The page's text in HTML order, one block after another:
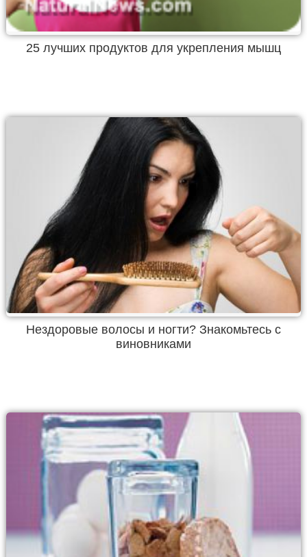
25 лучших продуктов для укрепления мышц
Нездоровые волосы и ногти? Знакомьтесь с
виновниками